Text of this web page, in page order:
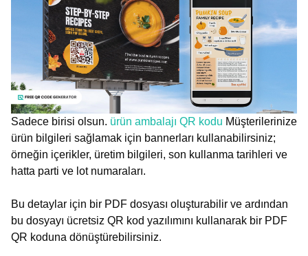
Sadece birisi olsun. ürün ambalajı QR kodu Müşterilerinize
ürün bilgileri sağlamak için bannerları kullanabilirsiniz;
örneğin içerikler, üretim bilgileri, son kullanma tarihleri ve
hatta parti ve lot numaraları.
Bu detaylar için bir PDF dosyası oluşturabilir ve ardından
bu dosyayı ücretsiz QR kod yazılımını kullanarak bir PDF
QR koduna dönüştürebilirsiniz.